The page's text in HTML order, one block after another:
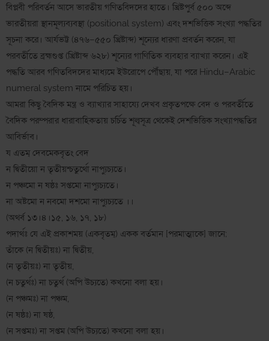
বিপ্লবী পরিবর্তন আসে ভারতীয় গণিতবিদদের হাতে। খ্রিষ্টপুর্ব ৫০০ অব্দে
ভারতীয়রা স্থানমূল্যব্যবস্থা (positional system) এবং দশভিত্তিক সংখ্যা পদ্ধতির
সূচনা করে। আর্যভট্ট (৪৭৬–৫৫০ খ্রিষ্টাব্দ) শূন্যের ধারণা প্রবর্তন করেন, যা
পরবর্তীতে ব্রহ্মগুপ্ত (খ্রিষ্টাব্দ ৬২৮) শূন্যের গাণিতিক ব্যবহার ব্যাখ্যা করেন। এই
পদ্ধতি আরব গণিতবিদদের মাধ্যমে ইউরোপে পৌঁছায়, যা পরে Hindu–Arabic
numeral system নামে পরিচিত হয়।
আমরা কিছু বৈদিক মন্ত্র ও ব্যাখ্যার সাহায্যে দেখব প্রকৃতপক্ষে বেদ ও পরবর্তীতে
বৈদিক পরম্পরার ধারাবাহিকতায় চর্চিত শূল্বসূত্র থেকেই দেশভিত্তিক সংখ্যাপদ্ধতির
আবির্ভাব।
য এতম্ দেবমেকবৃতং বেদ
ন দ্বিতীয়ো ন তৃতীয়শ্চতুর্থো নাপ্যুচ্যতে।
ন পঞ্চমো ন ষষ্ঠঃ সপ্তমো নাপ্যুচ্যতে।
না অষ্টমো ন নবমো দশমো নাপ্যুচ্যতে ।।
(অথর্ব ১৩।৪।১৫, ১৬, ১৭, ১৮)
পদার্থঃ যে এই প্রকাশময় (একবৃতম্) একক বর্তমান [পরমাত্মাকে] জানে;
তাঁকে (ন দ্বিতীয়ঃ) না দ্বিতীয়,
(ন তৃতীয়ঃ) না তৃতীয়,
(ন চতুর্থঃ) না চতুর্থ (অপি উচ্যতে) কখনো বলা হয়।
(ন পঞ্চমঃ) না পঞ্চম,
(ন ষষ্ঠঃ) না ষষ্ঠ,
(ন সপ্তমঃ) না সপ্তম (অপি উচ্যতে) কখনো বলা হয়।